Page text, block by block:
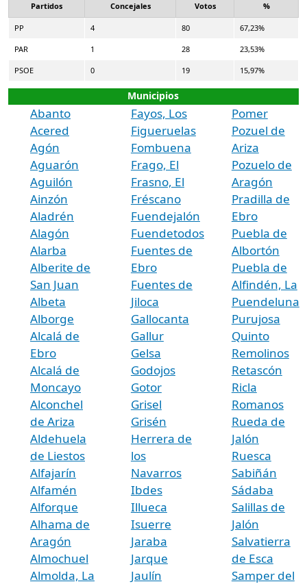
Partidos Concejales Votos %
PP 4 80 67,23%
PAR 1 28 23,53%
PSOE 0 19 15,97%
Municipios
Abanto
Acered
Agón
Aguarón
Aguilón
Ainzón
Aladrén
Alagón
Alarba
Alberite de
San Juan
Albeta
Alborge
Alcalá de
Ebro
Alcalá de
Moncayo
Alconchel
de Ariza
Aldehuela
de Liestos
Alfajarín
Alfamén
Alforque
Alhama de
Aragón
Almochuel
Almolda, La
Fayos, Los
Figueruelas
Fombuena
Frago, El
Frasno, El
Fréscano
Fuendejalón
Fuendetodos
Fuentes de
Ebro
Fuentes de
Jiloca
Gallocanta
Gallur
Gelsa
Godojos
Gotor
Grisel
Grisén
Herrera de
los
Navarros
Ibdes
Illueca
Isuerre
Jaraba
Jarque
Jaulín
Pomer
Pozuel de
Ariza
Pozuelo de
Aragón
Pradilla de
Ebro
Puebla de
Albortón
Puebla de
Alfindén, La
Puendeluna
Purujosa
Quinto
Remolinos
Retascón
Ricla
Romanos
Rueda de
Jalón
Ruesca
Sabiñán
Sádaba
Salillas de
Jalón
Salvatierra
de Esca
Samper del